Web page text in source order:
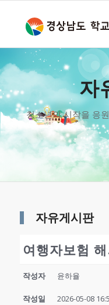
자
청소년의 시작을 응
자유게시판
여행자보험
작성자 윤하율
작성일 2026-05-08